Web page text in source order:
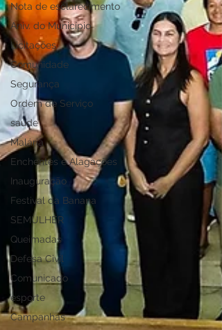
Nota de esclarecimento
Aniv. do Município
Licitações
Comunidade
Segurança
Ordem de Serviço
saúde
Malária
Enchentes e Alagações
Inauguração
Festival da Banana
SEMULHER
Queimadas
Defesa Civil
Comunicado
esporte
Campanhas